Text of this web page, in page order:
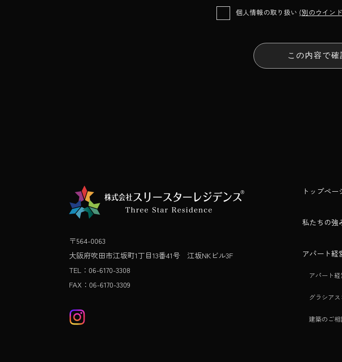
個人情報の取り扱い (別のウイン
〒564-0063
大阪府吹田市江坂町1丁目13番41号 江坂NKビル3F
TEL：06-6170-3308
FAX：06-6170-3309
トップペー
私たちの強
アパート経
アパート
グラシアス
建築のご相